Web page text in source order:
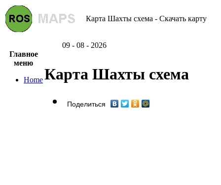
Карта Шахты схема - Скачать карту
09 - 08 - 2026
Главное
меню
HomeКарта Шахты схема
Поделиться